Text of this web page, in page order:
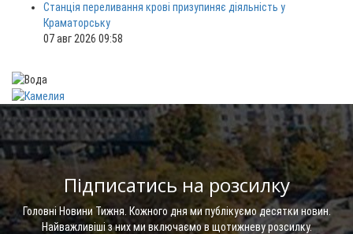
Станція переливання крові призупиняє діяльність у
Краматорську
07 авг 2026 09:58
Підписатись на розсилку
Головні Новини Тижня. Кожного дня ми публікуємо десятки новин.
Найважливіші з них ми включаємо в щотижневу розсилку.